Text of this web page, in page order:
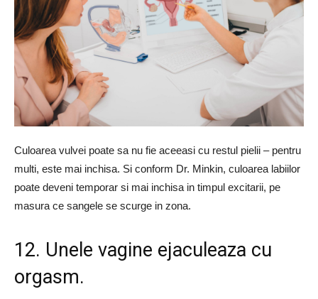
Culoarea vulvei poate sa nu fie aceeasi cu restul pielii – pentru
multi, este mai inchisa. Si conform Dr. Minkin, culoarea labiilor
poate deveni temporar si mai inchisa in timpul excitarii, pe
masura ce sangele se scurge in zona.
12. Unele vagine ejaculeaza cu
orgasm.